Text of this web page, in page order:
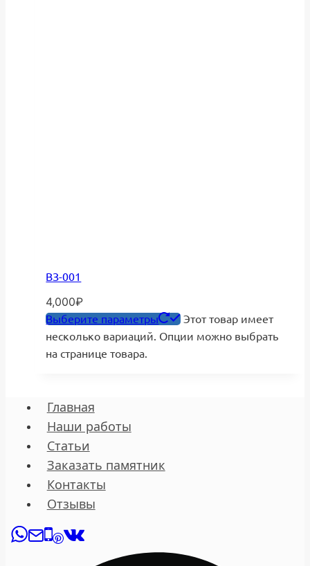
ВЗ-001
4,000₽
Выберите параметры
Этот товар имеет
несколько вариаций. Опции можно выбрать
на странице товара.
Главная
Наши работы
Статьи
Заказать памятник
Контакты
Отзывы